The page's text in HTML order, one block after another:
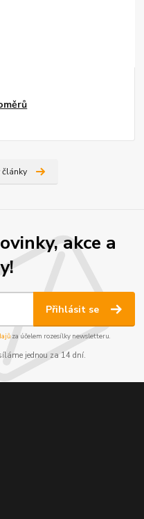
články
akce a
Přihlásit se
za účelem rozesílky newsletteru.
jednou za 14 dní.